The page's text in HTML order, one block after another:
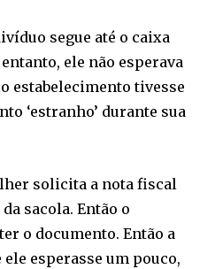
segue até o caixa
ele não esperava
estabelecimento tivesse
‘estranho’ durante sua
solicita a nota fiscal
sacola. Então o
o documento. Então a
esperasse um pouco,